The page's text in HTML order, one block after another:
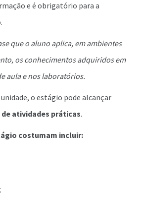
e é obrigatório para a
que o aluno aplica, em ambientes
os conhecimentos adquiridos em
aula e nos laboratórios.
o estágio pode alcançar
de atividades práticas.
costumam incluir: